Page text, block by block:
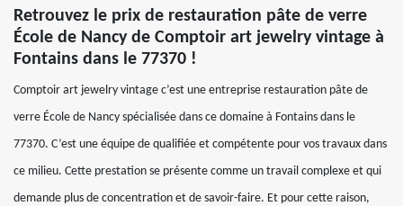
Retrouvez le prix de restauration pâte de verre
École de Nancy de Comptoir art jewelry vintage à
Fontains dans le 77370 !
Comptoir art jewelry vintage c’est une entreprise restauration pâte de
verre École de Nancy spécialisée dans ce domaine à Fontains dans le
77370. C’est une équipe de qualifiée et compétente pour vos travaux dans
ce milieu. Cette prestation se présente comme un travail complexe et qui
demande plus de concentration et de savoir-faire. Et pour cette raison,